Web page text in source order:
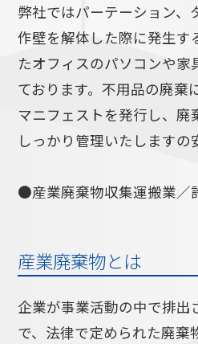
弊社ではパーテーション、
作壁を解体した際に発生す
たオフィスのパソコンや家
ております。不用品の廃棄
マニフェストを発行し、廃
しっかり管理いたしますの
●産業廃棄物収集運搬業／
産業廃棄物とは
企業が事業活動の中で排出
で、法律で定められた廃棄